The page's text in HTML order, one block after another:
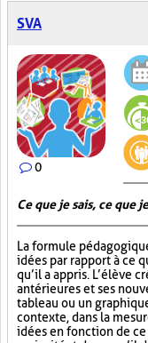
SVA
0
Ce que je sais, ce que
La formule
idées par rapport à ce
qu’il a appris. L’élève
antérieures et ses
tableau ou un
contexte, dans la
idées en fonction de ce